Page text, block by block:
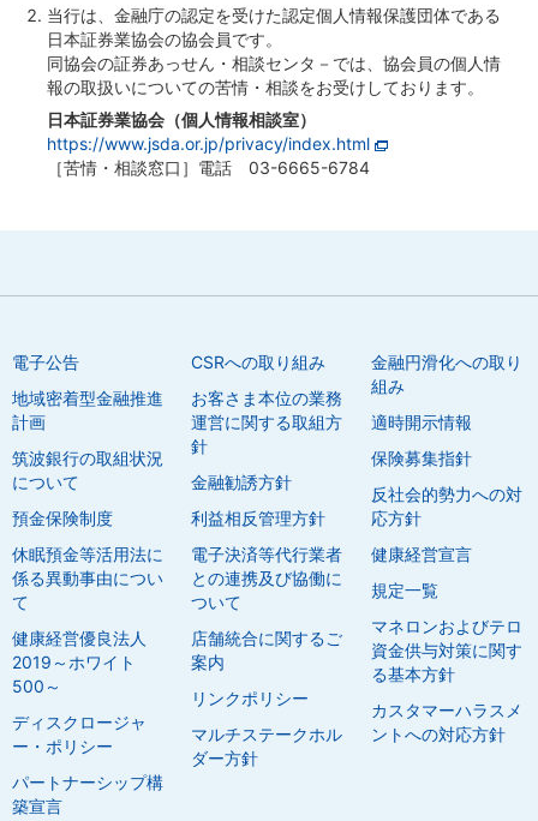
当行は、金融庁の認定を受けた認定個人情報保護団体である
日本証券業協会の協会員です。
同協会の証券あっせん・相談センタ－では、協会員の個人情
報の取扱いについての苦情・相談をお受けしております。
日本証券業協会（個人情報相談室）
https://www.jsda.or.jp/privacy/index.html
［苦情・相談窓口］電話 03-6665-6784
電子公告
地域密着型金融推進
計画
筑波銀行の取組状況
について
預金保険制度
休眠預金等活用法に
係る異動事由につい
て
健康経営優良法人
2019～ホワイト
500～
ディスクロージャ
ー・ポリシー
パートナーシップ構
築宣言
CSRへの取り組み
お客さま本位の業務
運営に関する取組方
針
金融勧誘方針
利益相反管理方針
電子決済等代行業者
との連携及び協働に
ついて
店舗統合に関するご
案内
リンクポリシー
マルチステークホル
ダー方針
金融円滑化への取り
組み
適時開示情報
保険募集指針
反社会的勢力への対
応方針
健康経営宣言
規定一覧
マネロンおよびテロ
資金供与対策に関す
る基本方針
カスタマーハラスメ
ントへの対応方針